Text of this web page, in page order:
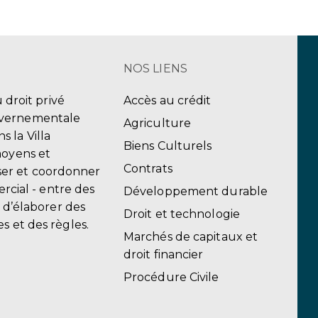
droit privé
la Villa
et
et coordonner
- entre des
des
et des règles.
NOS LIENS
Accès au crédit
Agriculture
Biens Culturels
Contrats
Développement durable
Droit et technologie
Marchés de capitaux et
droit financier
Procédure Civile